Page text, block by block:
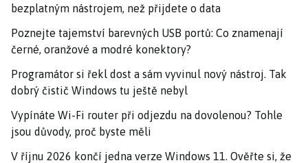
bezplatným nástrojem, než přijdete o data
Poznejte tajemství barevných USB portů: Co znamenají
černé, oranžové a modré konektory?
Programátor si řekl dost a sám vyvinul nový nástroj. Tak
dobrý čistič Windows tu ještě nebyl
Vypínáte Wi-Fi router při odjezdu na dovolenou? Tohle
jsou důvody, proč byste měli
V říjnu 2026 končí jedna verze Windows 11. Ověřte si, že